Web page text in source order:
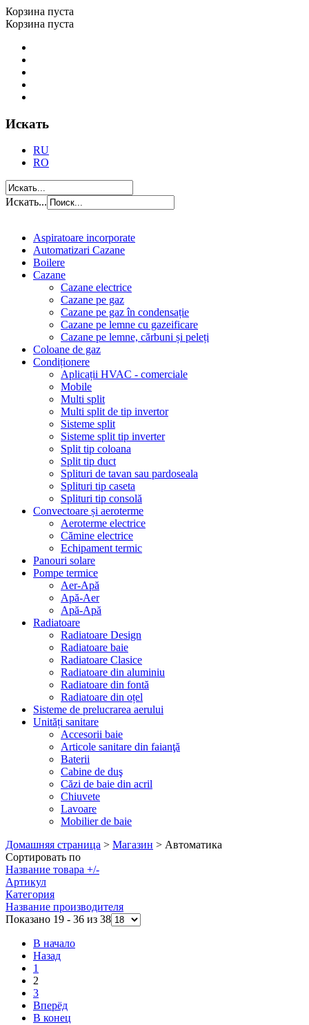
Корзина пуста
Корзина пуста
Искать
RU
RO
Искать...
Aspiratoare incorporate
Automatizari Cazane
Boilere
Cazane
Cazane electrice
Cazane pe gaz
Cazane pe gaz în condensație
Cazane pe lemne cu gazeificare
Cazane pe lemne, cărbuni și peleți
Coloane de gaz
Condiționere
Aplicații HVAC - comerciale
Mobile
Multi split
Multi split de tip invertor
Sisteme split
Sisteme split tip inverter
Split tip coloana
Split tip duct
Splituri de tavan sau pardoseala
Splituri tip caseta
Splituri tip consolă
Convectoare și aeroterme
Aeroterme electrice
Cămine electrice
Echipament termic
Panouri solare
Pompe termice
Aer-Apă
Apă-Aer
Apă-Apă
Radiatoare
Radiatoare Design
Radiatoare baie
Radiatoare Clasice
Radiatoare din aluminiu
Radiatoare din fontă
Radiatoare din oțel
Sisteme de prelucrarea aerului
Unități sanitare
Accesorii baie
Articole sanitare din faianţă
Baterii
Cabine de duş
Căzi de baie din acril
Chiuvete
Lavoare
Mobilier de baie
Домашняя страница > Магазин > Автоматика
Сортировать по
Название товара +/-
Артикул
Категория
Название производителя
Показано 19 - 36 из 38
В начало
Назад
1
2
3
Вперёд
В конец